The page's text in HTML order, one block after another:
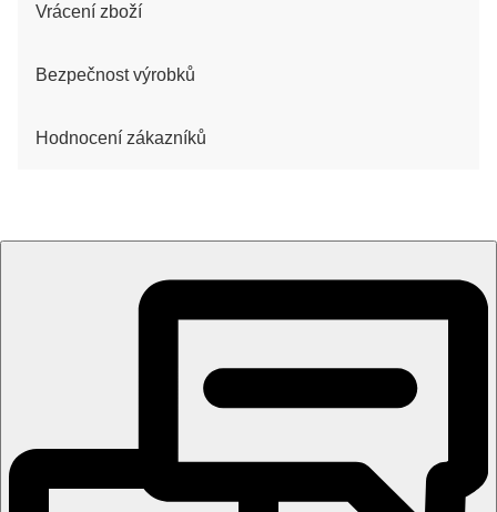
Vrácení zboží
Bezpečnost výrobků
Hodnocení zákazníků